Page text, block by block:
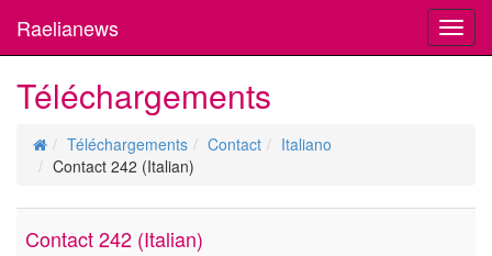
Raelianews
Téléchargements
Téléchargements Contact
Italiano
Contact 242 (Italian)
Contact 242 (Italian)